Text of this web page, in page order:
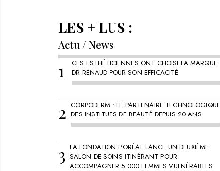
LES + LUS :
Actu / News
CES ESTHÉTICIENNES ONT CHOISI LA MARQUE
DR RENAUD POUR SON EFFICACITÉ
CORPODERM : LE PARTENAIRE TECHNOLOGIQUE
DES INSTITUTS DE BEAUTÉ DEPUIS 20 ANS
LA FONDATION L'ORÉAL LANCE UN DEUXIÈME
SALON DE SOINS ITINÉRANT POUR
ACCOMPAGNER 5 000 FEMMES VULNÉRABLES